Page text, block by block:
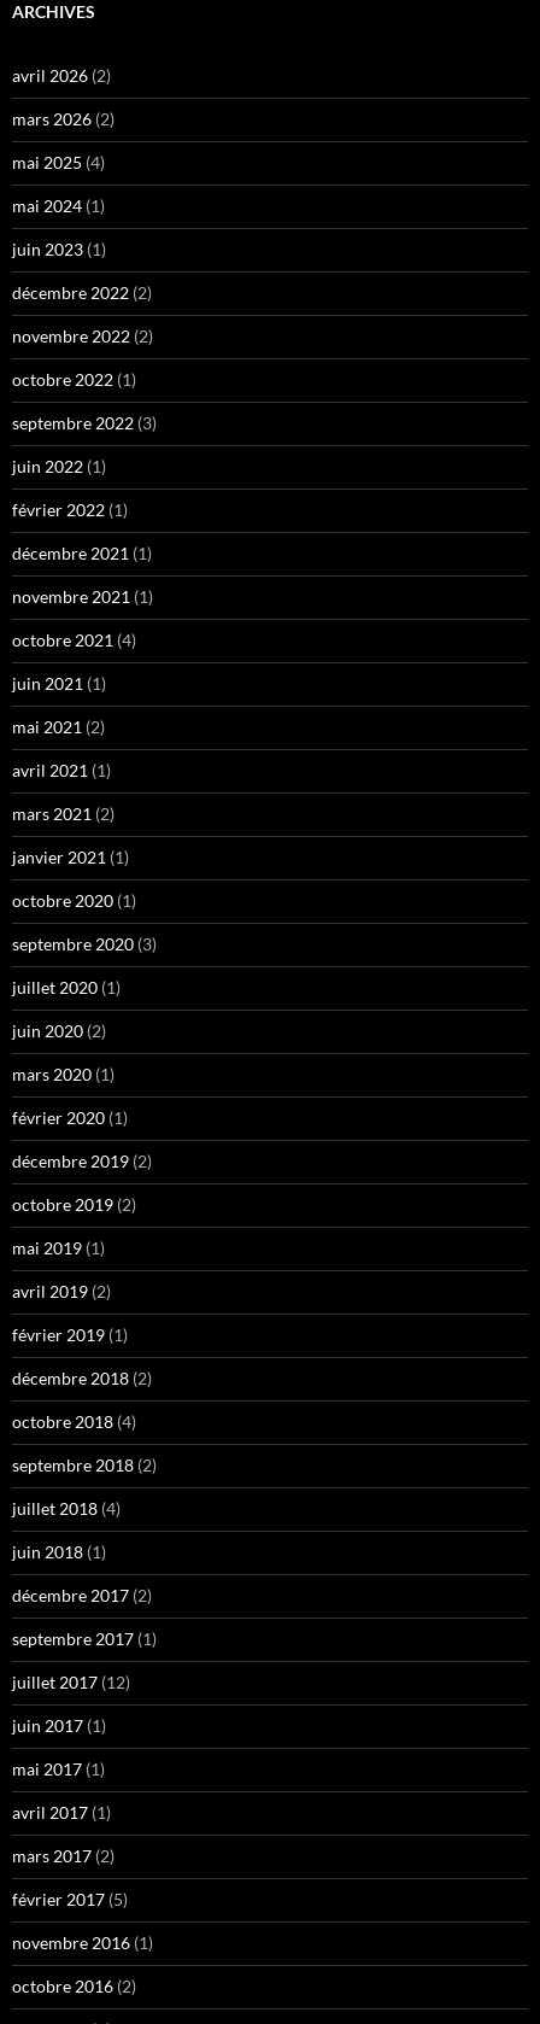
ARCHIVES
avril 2026 (2)
mars 2026 (2)
mai 2025 (4)
mai 2024 (1)
juin 2023 (1)
décembre 2022 (2)
novembre 2022 (2)
octobre 2022 (1)
septembre 2022 (3)
juin 2022 (1)
février 2022 (1)
décembre 2021 (1)
novembre 2021 (1)
octobre 2021 (4)
juin 2021 (1)
mai 2021 (2)
avril 2021 (1)
mars 2021 (2)
janvier 2021 (1)
octobre 2020 (1)
septembre 2020 (3)
juillet 2020 (1)
juin 2020 (2)
mars 2020 (1)
février 2020 (1)
décembre 2019 (2)
octobre 2019 (2)
mai 2019 (1)
avril 2019 (2)
février 2019 (1)
décembre 2018 (2)
octobre 2018 (4)
septembre 2018 (2)
juillet 2018 (4)
juin 2018 (1)
décembre 2017 (2)
septembre 2017 (1)
juillet 2017 (12)
juin 2017 (1)
mai 2017 (1)
avril 2017 (1)
mars 2017 (2)
février 2017 (5)
novembre 2016 (1)
octobre 2016 (2)